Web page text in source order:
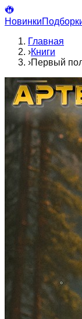
Новинки
Главная
›Книги
›Первый